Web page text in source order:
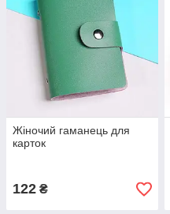
Жіночий гаманець для
карток
122 ₴